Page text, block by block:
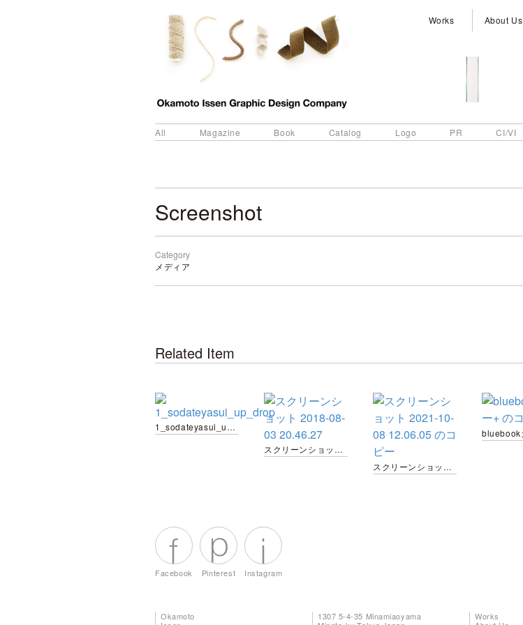
Works About Us
All Magazine Book Catalog Logo PR CI/VI
Screenshot
Category
メディア
Related Item
1_sodateyasui_up_drop
スクリーンショット 2018-08-03 20.46.27
スクリーンショット 2021-10-08 12.06.05 のコピー
Facebook Pinterest Instagram
Okamoto
1307 5-4-35 Minamiaoyama
Works